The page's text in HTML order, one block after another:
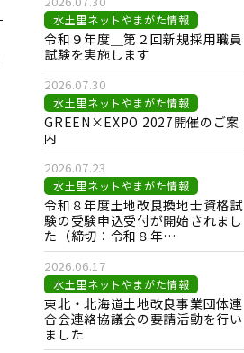
水土里ネットやまがた情報
令和９年度＿第２回新規採用職員
試験を実施します
2026.07.30
水土里ネットやまがた情報
GREEN×EXPO 2027開催のご案
内
2026.07.23
水土里ネットやまがた情報
令和８年度土地改良換地士資格試
験の受験申込受付が開始されまし
た（締切：令和８年…
2026.06.17
水土里ネットやまがた情報
東北・北海道土地改良事業団体連
合会連絡協議会の要請活動を行い
ました